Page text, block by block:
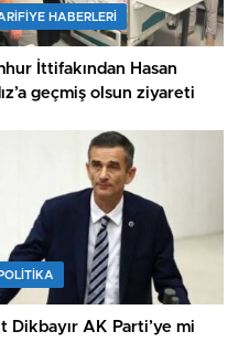
HABERLERI
İttifakından Hasan
geçmiş olsun ziyareti
POLİTİKA
Dikbayır AK Parti’ye mi